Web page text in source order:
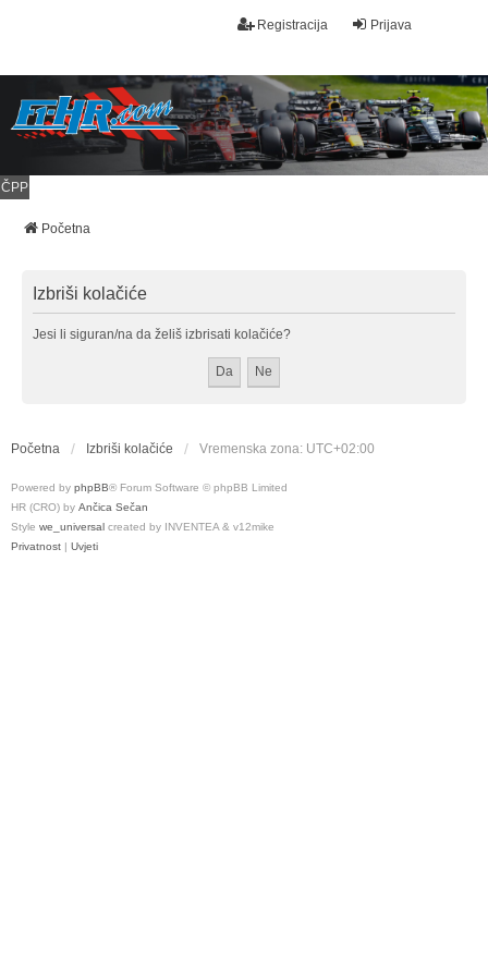
Prijava
Registracija
ČPP
Početna
Izbriši kolačiće
Jesi li siguran/na da želiš izbrisati kolačiće?
Početna Izbriši kolačiće Vremenska zona: UTC+02:00
Powered by phpBB® Forum Software © phpBB Limited
HR (CRO) by Ančica Sečan
Style we_universal created by INVENTEA & v12mike
Privatnost | Uvjeti